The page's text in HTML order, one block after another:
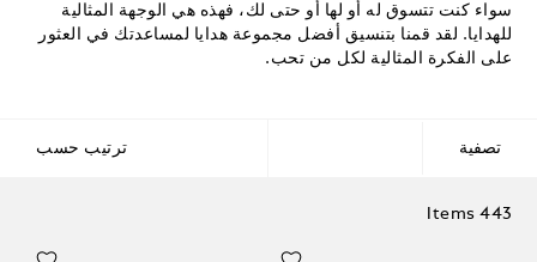
سواء كنت تتسوق له أو لها أو حتى لك، فهذه هي الوجهة المثالية
للهدايا. لقد قمنا بتنسيق أفضل مجموعة هدايا لمساعدتك في العثور
على الفكرة المثالية لكل من تحب.
تصفية ترتيب حسب
443 Items